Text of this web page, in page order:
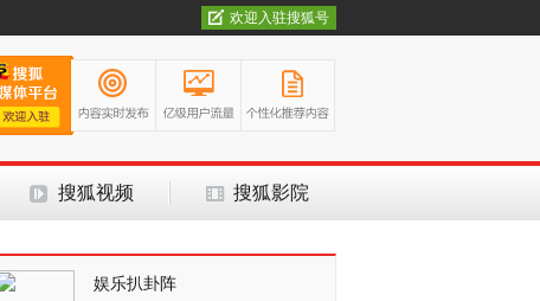
欢迎入驻搜狐号
搜狐视频 搜狐影院
娱乐扒卦阵